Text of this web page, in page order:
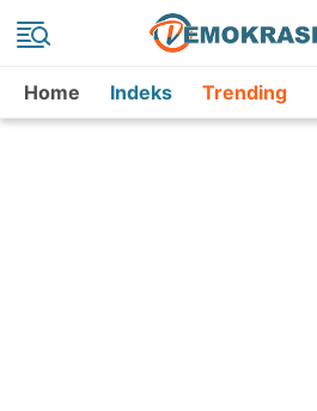
Home Indeks Trending